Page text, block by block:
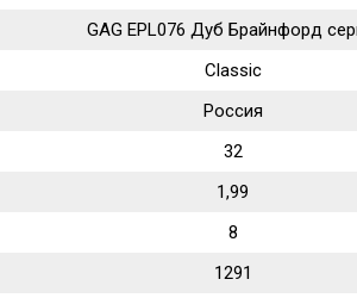
GAG EPL076 Дуб Брайнфорд
Classic
Россия
32
1,99
8
1291